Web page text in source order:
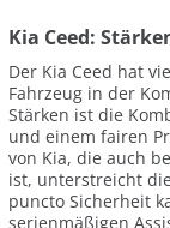
Kia Ceed:
Der Kia Ceed hat
Fahrzeug in der
Stärken ist die
und einem fairen
von Kia, die auch
ist, unterstreicht
puncto Sicherheit
serienmäßigen